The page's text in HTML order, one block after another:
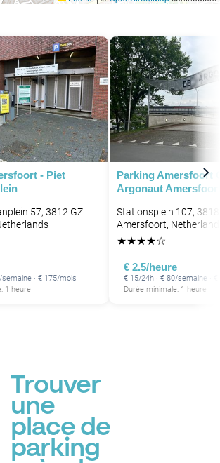
- Piet
57, 3812 GZ
· € 175/mois
1 heure
Parking Amersfoort
Argonaut
Stationsplein 107, 3818
Amersfoort,
★★★★☆
€ 2.5/heure
€ 15/24h · € 80/semaine ·
Durée minimale: 1 heure
Trouver
une
place de
parking